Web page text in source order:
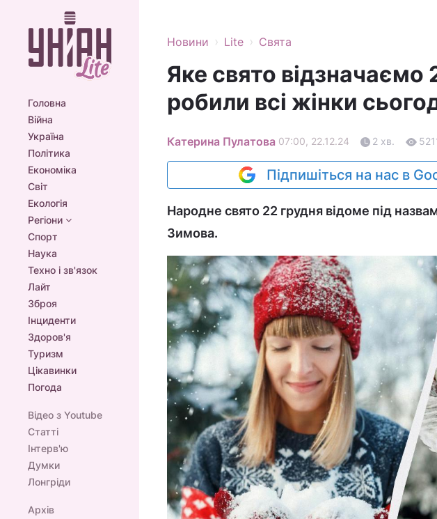
Головна
Війна
Україна
Політика
Економіка
Світ
Екологія
Регіони
Спорт
Наука
Техно і зв'язок
Лайт
Зброя
Інциденти
Здоров'я
Туризм
Цікавинки
Погода
Відео з Youtube
Статті
Інтерв'ю
Думки
Лонгріди
Архів
Новини › Lite › Свята
Яке свято
робили всі жінки
Катерина Пулатова 07:00, 22.12.24 2 хв.
Підпишіться на нас в
Народне свято 22 грудня відоме під
Зимова.